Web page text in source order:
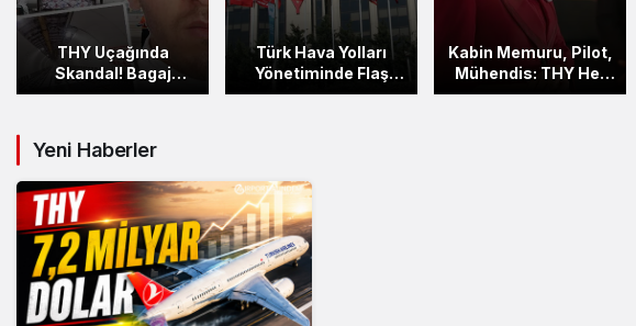
THY Uçağında
Skandal! Bagaj
Bölümünde Unutulan
Türk Hava Yolları
Yönetiminde Flaş
Atamalar! Yapı Köklü
Kabin Memuru, Pilot,
Mühendis: THY Her
Alanda Alım Yapıyor
Yeni Haberler